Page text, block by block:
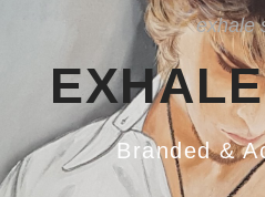
exhale
Branded &